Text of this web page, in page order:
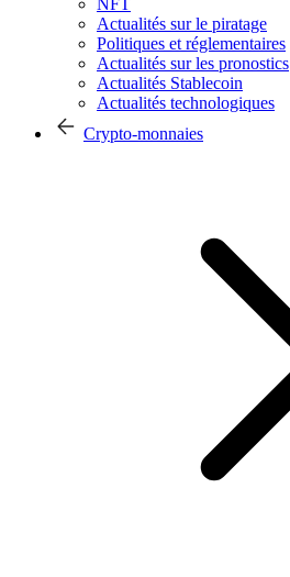
Actualités sur le piratage
Politiques et réglementaires
Actualités sur les pronostics
Actualités Stablecoin
Actualités technologiques
Crypto-monnaies